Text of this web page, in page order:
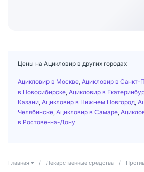
Цены на Ацикловир в других городах
Ацикловир в Москве Ацикловир в Санкт-
в Новосибирске Ацикловир в
Казани Ацикловир в Нижнем Новгород
Челябинске Ацикловир в Самаре
в Ростове-на-Дону
Главная / Лекарственные средства /